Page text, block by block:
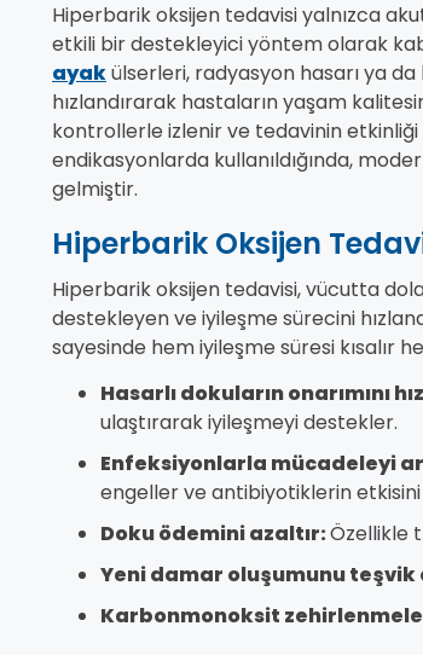
Hiperbarik oksijen tedavisi yalnızca
etkili bir destekleyici yöntem olarak
ayakülserleri, radyasyon hasarı ya
hızlandırarak hastaların yaşam
kontrollerle izlenir ve tedavinin
endikasyonlarda kullanıldığında,
gelmiştir.
Hiperbarik Oksijen
Hiperbarik oksijen tedavisi, vücutta
destekleyen ve iyileşme sürecini
sayesinde hem iyileşme süresi kısalır
Hasarlı dokuların onarımını
ulaştırarak iyileşmeyi destekler.
Enfeksiyonlarla mücadeleyi
engeller ve antibiyotiklerin etkisini
Doku ödemini azaltır:Özellikle
Yeni damar oluşumunu teşvik
Karbonmonoksit